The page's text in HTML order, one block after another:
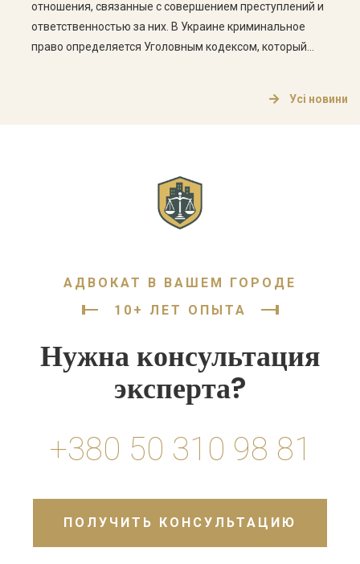
отношения, связанные с совершением преступлений и
ответственностью за них. В Украине криминальное
право определяется Уголовным кодексом, который
применены к лицам, совершившим их. Основные
Усі новини
АДВОКАТ В ВАШЕМ ГОРОДЕ
10+ ЛЕТ ОПЫТА
Нужна консультация
эксперта?
+380 50 310 98 81
ПОЛУЧИТЬ КОНСУЛЬТАЦИЮ